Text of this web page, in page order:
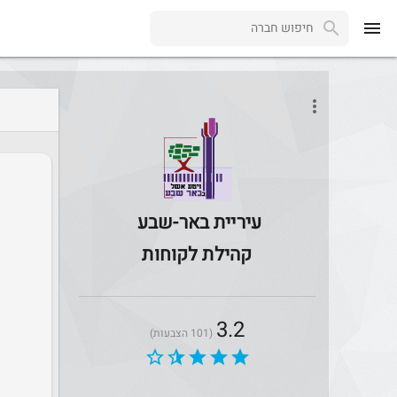
menu
more_vert
עיריית באר-שבע
קהילת לקוחות
3.2 (101 הצבעות)
star
star
star
star_half
star_border